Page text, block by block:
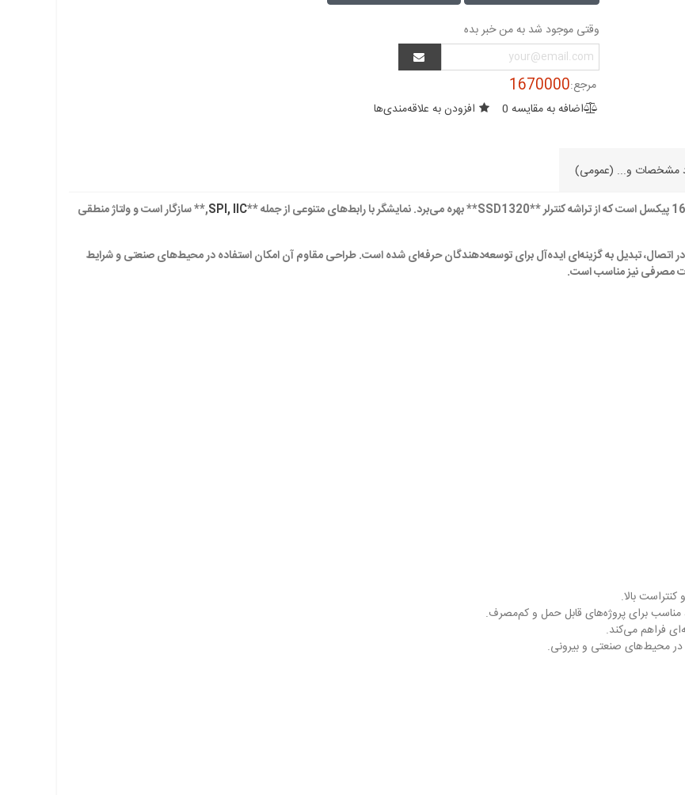
وقتی موجود شد به من خبر بده
مرجع:1670000
اضافه به مقایسه 0 افزودن به علاقه‌مندی‌ها
مشخصات و... (عمومی)
SPI, IIC,** سازگار است و ولتاژ منطقی
در اتصال، تبدیل به گزینه‌ای ایده‌آل برای توسعه‌دهندگان حرفه‌ای شده است. طراحی مقاوم آن امکان استفاده در محیط‌های صنعتی و شرایط
مصرفی نیز مناسب است.
فراهم می‌کند.